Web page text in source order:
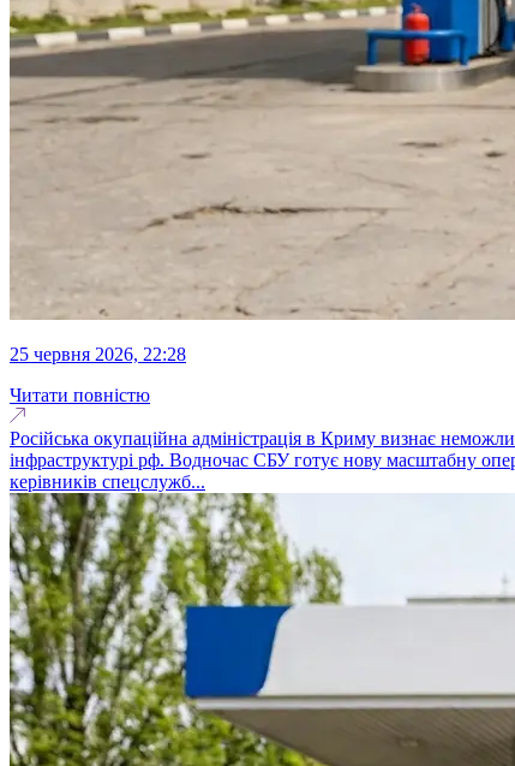
25 червня 2026, 22:28
Читати повністю
Російська окупаційна адміністрація в Криму визнає
інфраструктурі рф. Водночас СБУ готує нову масштабну
керівників спецслужб...